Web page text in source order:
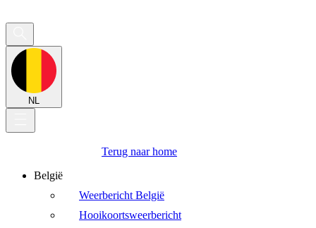
NL
Terug naar home
België
Weerbericht België
Hooikoortsweerbericht